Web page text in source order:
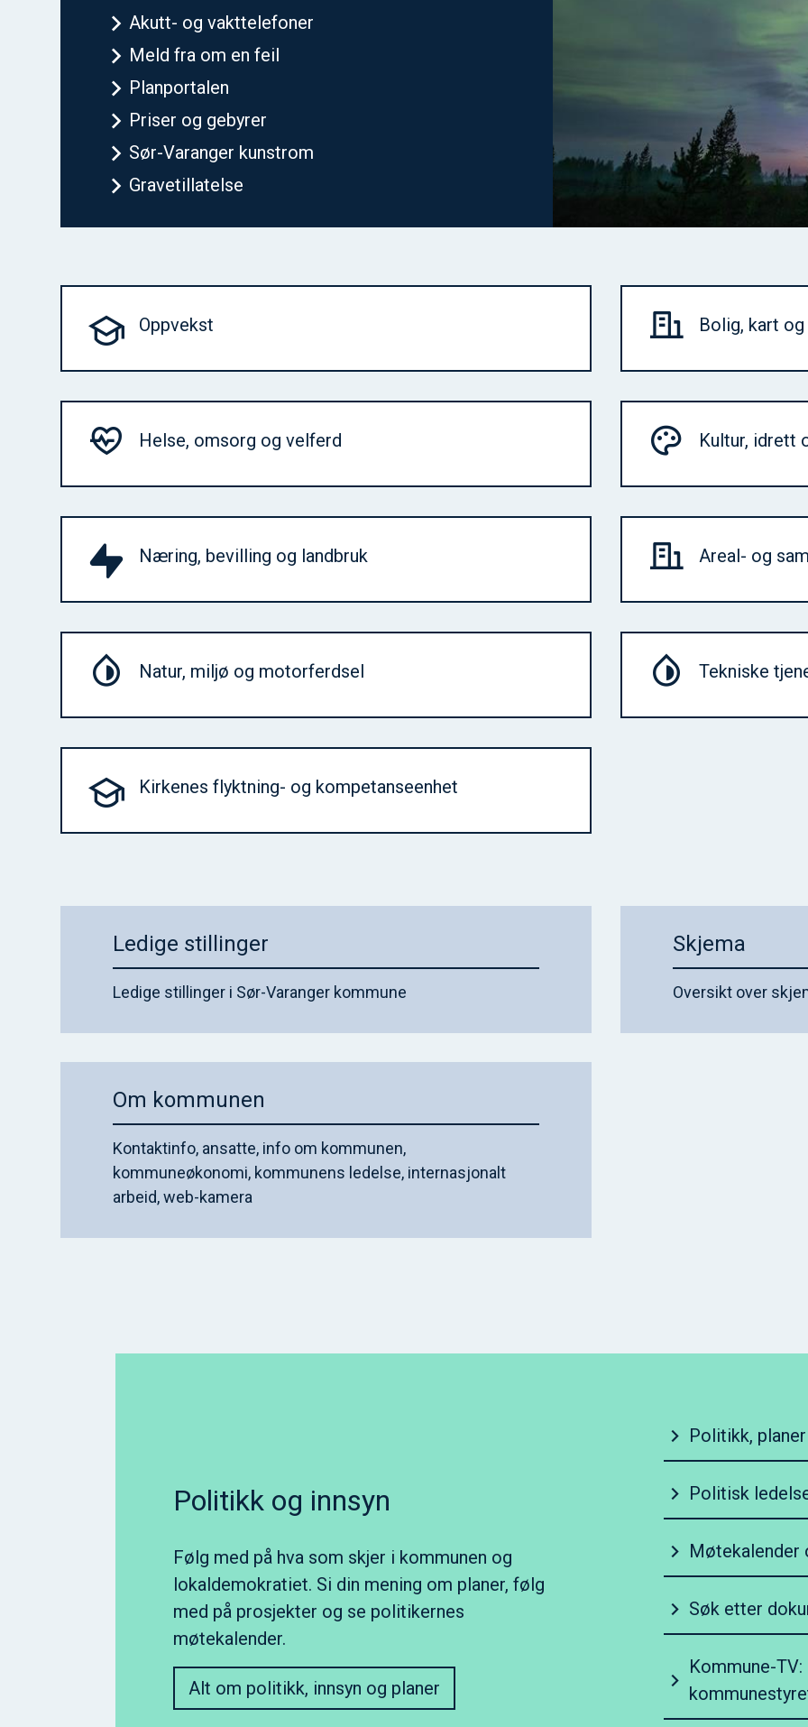
Akutt- og vakttelefoner
Meld fra om en feil
Planportalen
Priser og gebyrer
Sør-Varanger kunstrom
Gravetillatelse
Oppvekst Bolig, kart
Helse, omsorg og velferd Kultur, idrett
Næring, bevilling og landbruk Areal- og
Natur, miljø og motorferdsel Tekniske
Kirkenes flyktning- og kompetanseenhet
Ledige stillinger
Ledige stillinger i Sør-Varanger kommune
Skjema
Oversikt over
Om kommunen
Kontaktinfo, ansatte, info om kommunen,
kommuneøkonomi, kommunens ledelse, internasjonalt
arbeid, web-kamera
Politikk og innsyn
Følg med på hva som skjer i kommunen og
lokaldemokratiet. Si din mening om planer, følg
med på prosjekter og se politikernes
møtekalender.
Alt om politikk, innsyn og planer
Politikk,
Politisk
Møtekalender
Søk etter
Kommune-